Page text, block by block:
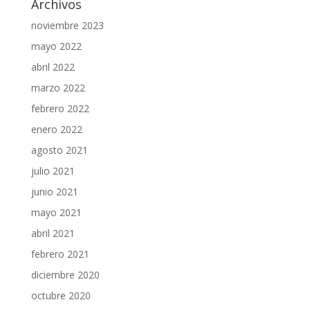
Archivos
noviembre 2023
mayo 2022
abril 2022
marzo 2022
febrero 2022
enero 2022
agosto 2021
julio 2021
junio 2021
mayo 2021
abril 2021
febrero 2021
diciembre 2020
octubre 2020